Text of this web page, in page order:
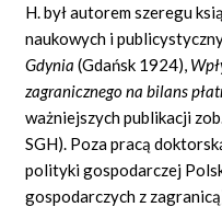
H. był autorem szeregu
naukowych i
Gdynia (Gdańsk 1924),
zagranicznego na bilans
ważniejszych publikacji
SGH). Poza pracą
polityki gospodarczej
gospodarczych z